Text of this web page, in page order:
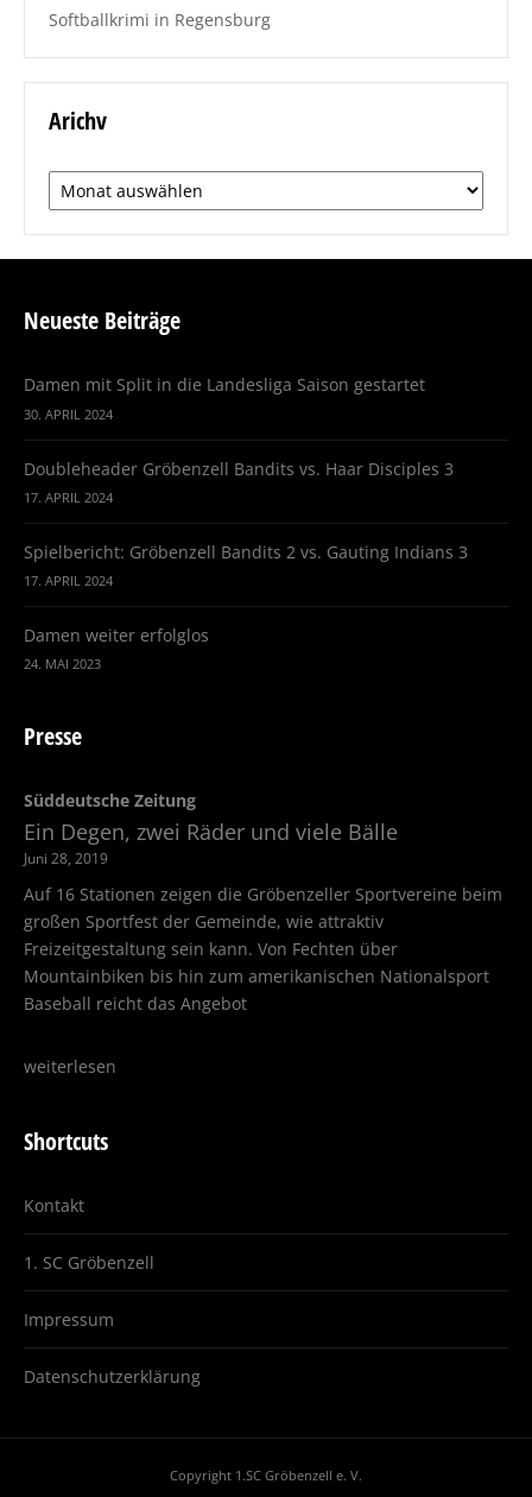
Softballkrimi in Regensburg
Arichv
Arichv
Neueste Beiträge
Damen mit Split in die Landesliga Saison gestartet
30. APRIL 2024
Doubleheader Gröbenzell Bandits vs. Haar Disciples 3
17. APRIL 2024
Spielbericht: Gröbenzell Bandits 2 vs. Gauting Indians 3
17. APRIL 2024
Damen weiter erfolglos
24. MAI 2023
Presse
Juni 28, 2019
Süddeutsche Zeitung
Ein Degen, zwei Räder und viele Bälle
Auf 16 Stationen zeigen die Gröbenzeller Sportvereine beim
großen Sportfest der Gemeinde, wie attraktiv
Freizeitgestaltung sein kann. Von Fechten über
Mountainbiken bis hin zum amerikanischen Nationalsport
Baseball reicht das Angebot
weiterlesen
Shortcuts
Kontakt
1. SC Gröbenzell
Impressum
Datenschutzerklärung
Copyright 1.SC Gröbenzell e. V.